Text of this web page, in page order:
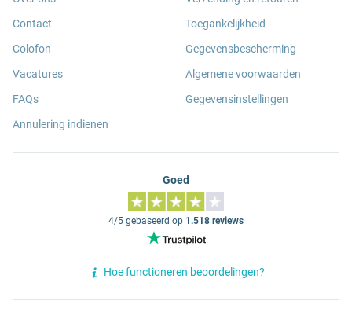
Contact
Colofon
Vacatures
FAQs
Annulering indienen
Toegankelijkheid
Gegevensbescherming
Algemene voorwaarden
Gegevensinstellingen
Goed
4/5 gebaseerd op 1.518 reviews
Hoe functioneren beoordelingen?